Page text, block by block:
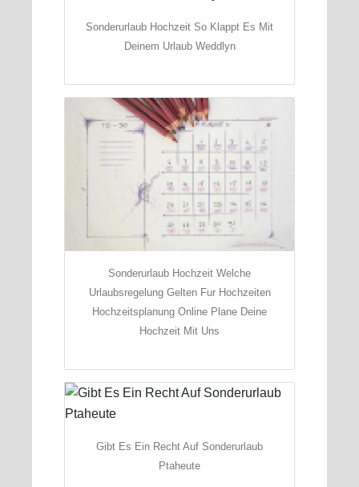
Sonderurlaub Hochzeit So Klappt Es Mit
Deinem Urlaub Weddlyn
Sonderurlaub Hochzeit Welche
Urlaubsregelung Gelten Fur Hochzeiten
Hochzeitsplanung Online Plane Deine
Hochzeit Mit Uns
Gibt Es Ein Recht Auf Sonderurlaub
Ptaheute